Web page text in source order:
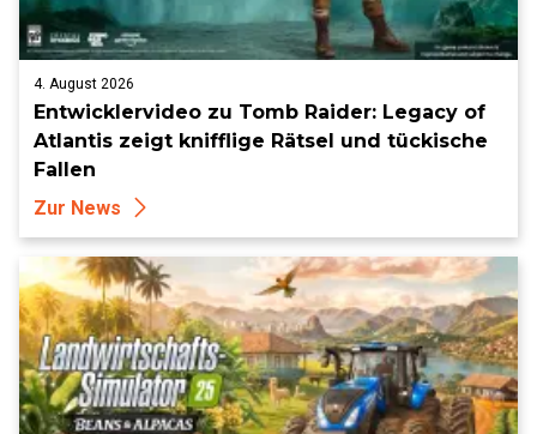
4. August 2026
Entwicklervideo zu Tomb Raider: Legacy of
Atlantis zeigt knifflige Rätsel und tückische
Fallen
Zur News